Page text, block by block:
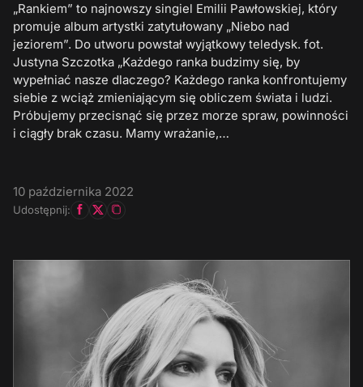
„Rankiem” to najnowszy singiel Emilii Pawłowskiej, który
promuje album artystki zatytułowany „Niebo nad
jeziorem”. Do utworu powstał wyjątkowy teledysk. fot.
Justyna Szczotka „Każdego ranka budzimy się, by
wypełniać nasze dlaczego? Każdego ranka konfrontujemy
siebie z wciąż zmieniającym się obliczem świata i ludzi.
Próbujemy przecisnąć się przez morze spraw, powinności
i ciągły brak czasu. Mamy wrażanie,…
10 października 2022
Udostępnij: